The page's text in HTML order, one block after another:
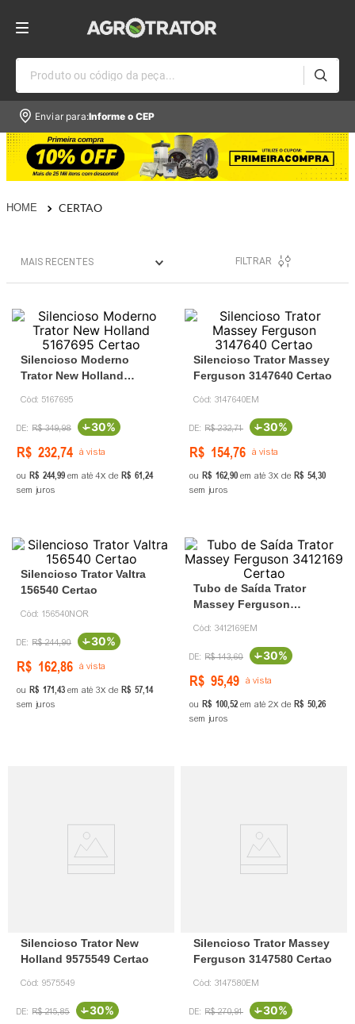
Produto ou código da peça...
Enviar para:Informe o CEP
CERTAO
MAIS RECENTES FILTRAR
Silencioso Moderno
Trator New Holland
Cód: 5167695
R$ 349,98 -30%
R$ 232,74 à vista
ou R$ 244,99 em até4 de R$ 61,24
sem juros
Silencioso Trator Massey
Ferguson 3147640 Certao
Cód: 3147640EM
R$ 232,71 -30%
R$ 154,76 à vista
ou R$ 162,90 em até 3 de R$ 54,30
sem juros
Silencioso Trator Valtra
156540 Certao
Cód: 156540NOR
R$ 244,90 -30%
R$ 162,86 à vista
ou R$ 171,43 em até 3 de R$ 57,14
sem juros
Tubo de Saída Trator
Massey Ferguson
Cód: 3412169EM
R$ 143,60 -30%
R$ 95,49 à vista
ou R$ 100,52 em até2 de R$ 50,26
sem juros
Silencioso Trator New
Holland 9575549 Certao
Cód: 9575549
R$ 215,85 -30%
Silencioso Trator Massey
Ferguson 3147580 Certao
Cód: 3147580EM
R$ 270,91 -30%